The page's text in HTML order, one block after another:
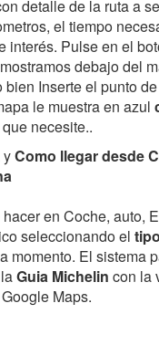
detalle de la ruta a
el tiempo
interés. Pulse en el
debajo del
bien Inserte el punto
le muestra en azul
necesite..
yComo llegar desde
en Coche, auto,
seleccionando el
momento. El sistema
Guia Michelin con la
Maps.